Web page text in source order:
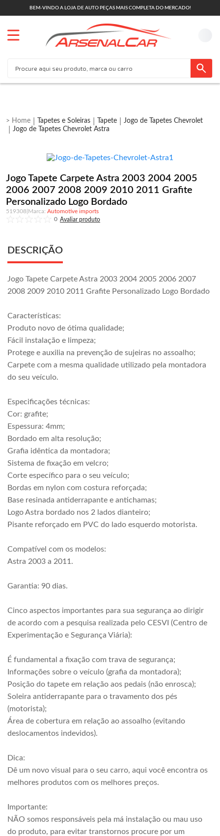
BEM-VINDO A LOJA DE AUTO PEÇAS MAIS COMPLETA DO MERCADO!
Tapetes e Soleiras Tapete
Jogo de Tapetes Chevrolet
Jogo de Tapetes Chevrolet Astra
Jogo Tapete Carpete Astra 2003 2004 2005
2006 2007 2008 2009 2010 2011 Grafite
Personalizado Logo Bordado
519308
Automotive imports
0
DESCRIÇÃO
Jogo Tapete Carpete Astra 2003 2004 2005 2006 2007
2008 2009 2010 2011 Grafite Personalizado Logo Bordado
Características:
Produto novo de ótima qualidade;
Fácil instalação e limpeza;
Protege e auxilia na prevenção de sujeiras no assoalho;
Carpete com a mesma qualidade utilizado pela montadora
do seu veículo.
Especificações técnicas:
Cor: grafite;
Espessura: 4mm;
Bordado em alta resolução;
Grafia idêntica da montadora;
Sistema de fixação em velcro;
Corte específico para o seu veículo;
Bordas em nylon com costura reforçada;
Base resinada antiderrapante e antichamas;
Logo Astra bordado nos 2 lados dianteiro;
Pisante reforçado em PVC do lado esquerdo motorista.
Compatível com os modelos:
Astra 2003 a 2011.
Garantia: 90 dias.
Cinco aspectos importantes para sua segurança ao dirigir
de acordo com a pesquisa realizada pelo CESVI (Centro de
Experimentação e Segurança Viária):
É fundamental a fixação com trava de segurança;
Informações sobre o veículo (grafia da montadora);
Posição do tapete em relação aos pedais (não enrosca);
Soleira antiderrapante para o travamento dos pés
(motorista);
Área de cobertura em relação ao assoalho (evitando
deslocamentos indevidos).
Dica:
Dê um novo visual para o seu carro, aqui você encontra os
melhores produtos com os melhores preços.
Importante:
NÃO somos responsáveis pela má instalação ou mau uso
do produto, para evitar transtornos procure por um